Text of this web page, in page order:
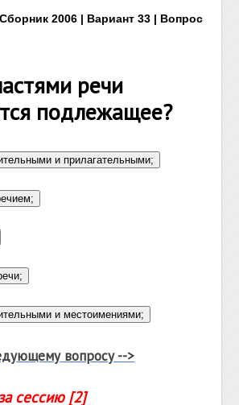
2006 | Вариант 33 | Вопрос
речи
подлежащее?
вопросу -->
сессию [2]